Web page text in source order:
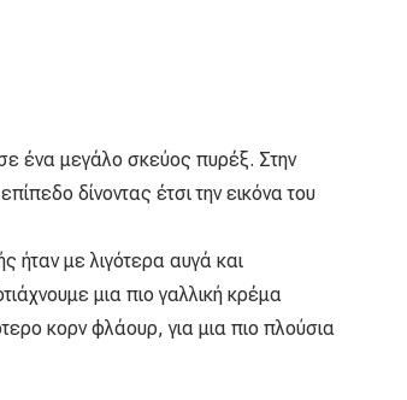
ένα μεγάλο σκεύος πυρέξ. Στην
δίνοντας έτσι την εικόνα του
ήταν με λιγότερα αυγά και
μια πιο γαλλική κρέμα
κορν φλάουρ, για μια πιο πλούσια